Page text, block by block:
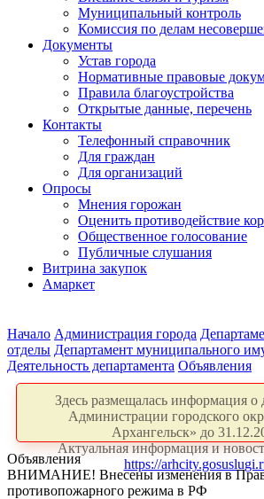
Муниципальный контроль
Комиссия по делам
Документы
Устав города
Нормативные правовые
Правила благоустройства
Открытые данные, перечень
Контакты
Телефонный справочник
Для граждан
Для организаций
Опросы
Мнения горожан
Оценить противодействие
Общественное голосование
Публичные слушания
Витрина закупок
Амаркет
Начало Администрация города
отделы Департамент муниципального
Деятельность департамента Объявления
Здесь размещалась информация о
Администрации городского
Архангельск» до
Актуальная информация и
https://
Объявления
ВНИМАНИЕ! Внесены изменения в
противопожарного режима в РФ